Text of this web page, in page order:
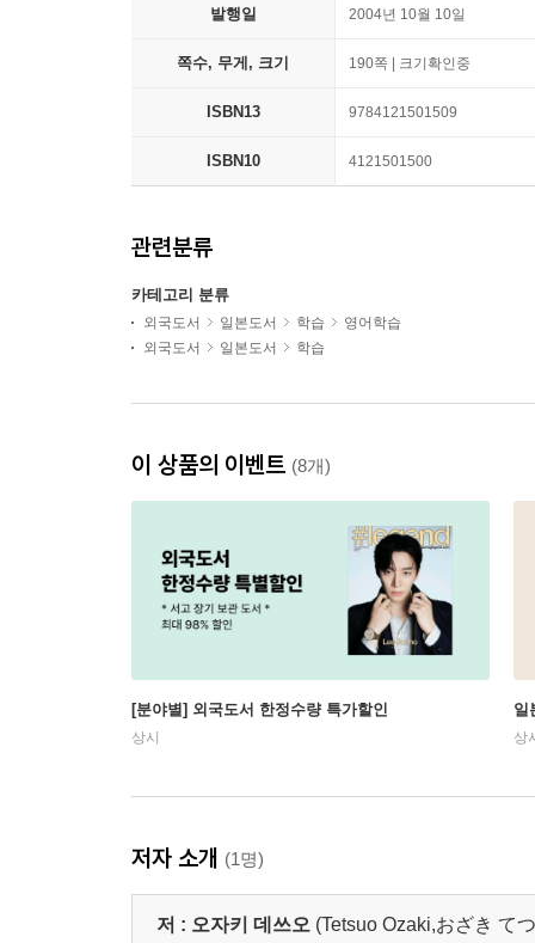
발행일 2004년 10월 10일
쪽수, 무게, 크기 190쪽 | 크기확인중
ISBN13 9784121501509
ISBN10 4121501500
관련분류
카테고리 분류
외국도서 일본도서 학습
영어학습
외국도서
일본도서 학습
이 상품의 이벤트 (8개)
[분야별] 외국도서 한정수량 특가할인
상시
일
상
저자 소개 (1명)
저 : 오자키 데쓰오 (Tetsuo Ozaki,おざき て